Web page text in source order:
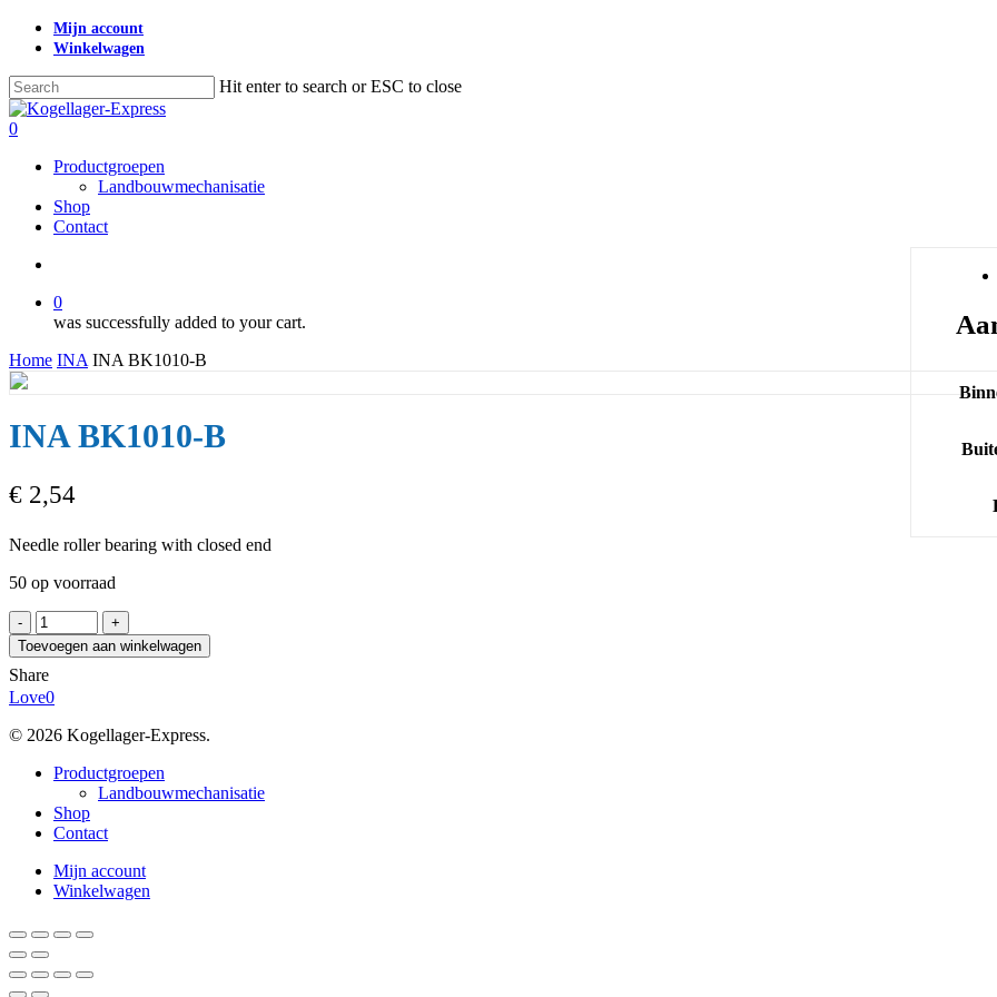
Skip
content
Mijn account
Winkelwagen
Hit enter to search or ESC to close
Close
Search
search
0
Productgroepen
Landbouwmechanisatie
Shop
Contact
0
was successfully added to your cart.
Home INA INA BK1010-B
INA BK1010-B
€ 2,54
Needle roller bearing with closed end
50 op voorraad
INA
BK1010-
B
aantal
Toevoegen aan winkelwagen
Share
Love0
© 2026 Kogellager-Express.
Close
Productgroepen
Landbouwmechanisatie
Shop
Contact
Mijn account
Winkelwagen